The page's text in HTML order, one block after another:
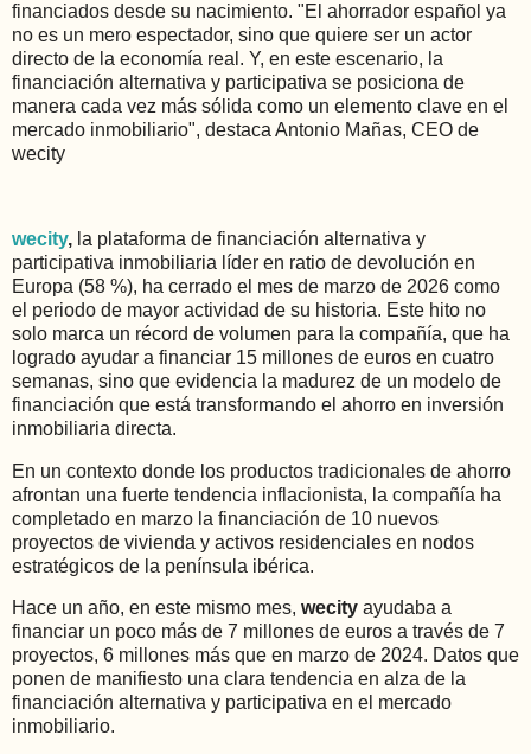
financiados desde su nacimiento. "El ahorrador español ya
no es un mero espectador, sino que quiere ser un actor
directo de la economía real. Y, en este escenario, la
financiación alternativa y participativa se posiciona de
manera cada vez más sólida como un elemento clave en el
mercado inmobiliario", destaca Antonio Mañas, CEO de
wecity
wecity, la plataforma de financiación alternativa y
participativa inmobiliaria líder en ratio de devolución en
Europa (58 %), ha cerrado el mes de marzo de 2026 como
el periodo de mayor actividad de su historia. Este hito no
solo marca un récord de volumen para la compañía, que ha
logrado ayudar a financiar 15 millones de euros en cuatro
semanas, sino que evidencia la madurez de un modelo de
financiación que está transformando el ahorro en inversión
inmobiliaria directa.
En un contexto donde los productos tradicionales de ahorro
afrontan una fuerte tendencia inflacionista, la compañía ha
completado en marzo la financiación de 10 nuevos
proyectos de vivienda y activos residenciales en nodos
estratégicos de la península ibérica.
Hace un año, en este mismo mes, wecity ayudaba a
financiar un poco más de 7 millones de euros a través de 7
proyectos, 6 millones más que en marzo de 2024. Datos que
ponen de manifiesto una clara tendencia en alza de la
financiación alternativa y participativa en el mercado
inmobiliario.